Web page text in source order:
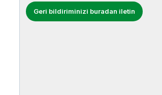
Geri bildiriminizi buradan iletin